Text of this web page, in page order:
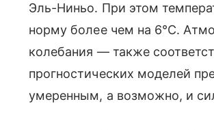
Эль-Ниньо. При этом
норму более чем на 6°С.
колебания — также
прогностических моделей
умеренным, а возможно, и